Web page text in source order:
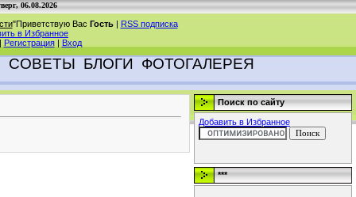
06.08.2026
"Приветствую Вас Гость | RSS подписка
в Избранное
Регистрация| Вход
СОВЕТЫ БЛОГИ ФОТОГАЛЕРЕЯ
Поиск по сайту
Добавить в Избранное
***